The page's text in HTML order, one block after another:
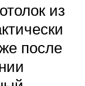
из
после